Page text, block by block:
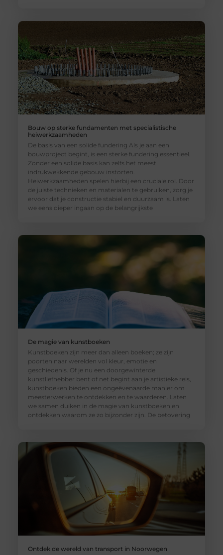
Bouw op sterke fundamenten met specialistische
heiwerkzaamheden
De basis van een solide fundering Als je aan een
bouwproject begint, is een sterke fundering essentieel.
Zonder een solide basis kan zelfs het meest
indrukwekkende gebouw instorten.
Heiwerkzaamheden spelen hierbij een cruciale rol. Door
de juiste technieken en materialen te gebruiken, zorg je
ervoor dat je constructie stabiel en duurzaam is. Laten
we eens dieper ingaan op de belangrijkste
De magie van kunstboeken
Kunstboeken zijn meer dan alleen boeken; ze zijn
poorten naar werelden vol kleur, emotie en
geschiedenis. Of je nu een doorgewinterde
kunstliefhebber bent of net begint aan je artistieke reis,
kunstboeken bieden een ongeëvenaarde manier om
meesterwerken te ontdekken en te waarderen. Laten
we samen duiken in de magie van kunstboeken en
ontdekken waarom ze zo bijzonder zijn. De betovering
Ontdek de wereld van transport in Noorwegen